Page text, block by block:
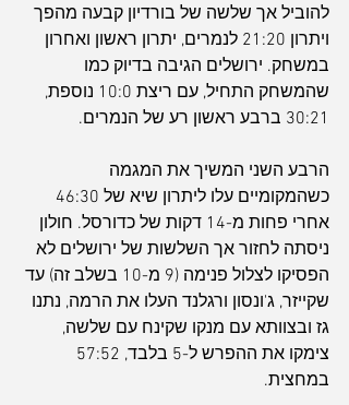
להוביל אך שלשה של בורדיון קבעה מהפך
ויתרון 21:20 לנמרים, יתרון ראשון ואחרון
במשחק. ירושלים הגיבה בדיוק כמו
שהמשחק התחיל, עם ריצת 10:0 נוספת,
30:21 ברבע ראשון רע של הנמרים.
הרבע השני המשיך את המגמה
אחרי פחות מ-14 דקות של כדורסל. חולון
ניסתה לחזור אך השלשות של ירושלים לא
הפסיקו לצלול פנימה (9 מ-10 בשלב זה) עד
שקייזר, ג'ונסון ורגלנד העלו את הרמה, נתנו
גז ובצוותא עם מנקו שקינח עם שלשה,
במחצית.